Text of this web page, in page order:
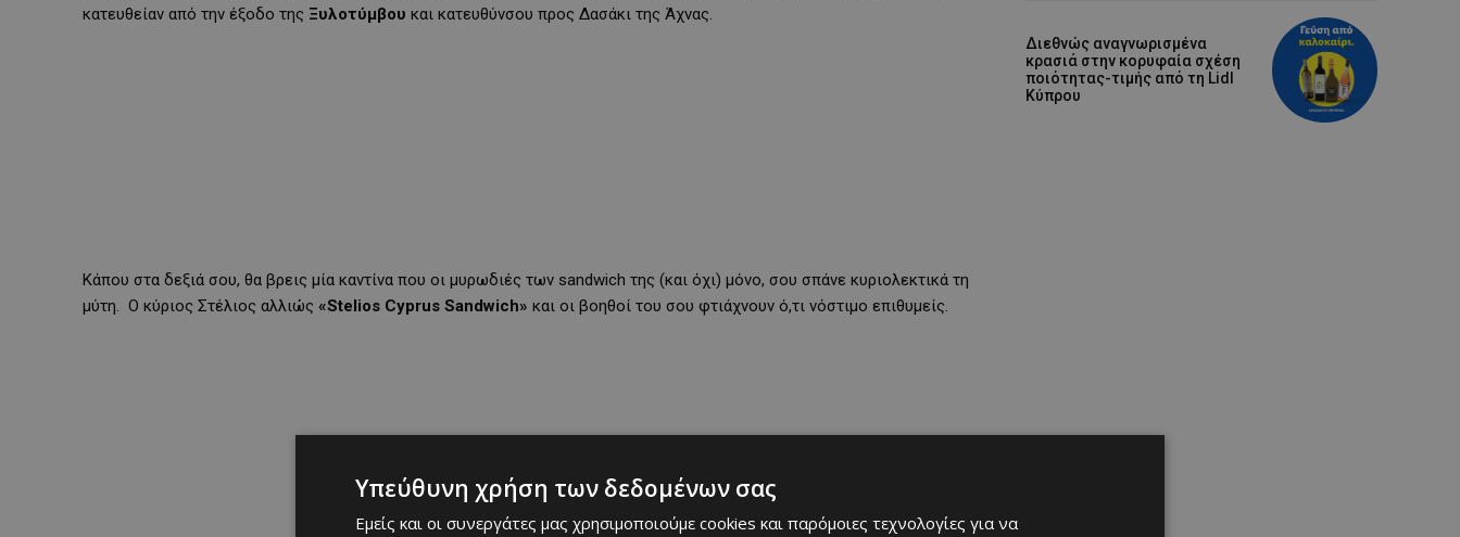
κατευθείαν από την έξοδο της Ξυλοτύμβου και κατευθύνσου προς Δασάκι της Άχνας.
Κάπου στα δεξιά σου, θα βρεις μία καντίνα που οι μυρωδιές των sandwich της (και όχι) μόνο, σου σπάνε κυριολεκτικά τη
μύτη. Ο κύριος Στέλιος αλλιώς «Stelios Cyprus Sandwich» και οι βοηθοί του σου φτιάχνουν ό,τι νόστιμο επιθυμείς.
Διεθνώς αναγνωρισμένα
κρασιά στην κορυφαία σχέση
ποιότητας-τιμής από τη Lidl
Κύπρου
Υπεύθυνη χρήση των δεδομένων σας
Εμείς και οι συνεργάτες μας χρησιμοποιούμε cookies και παρόμοιες τεχνολογίες για να